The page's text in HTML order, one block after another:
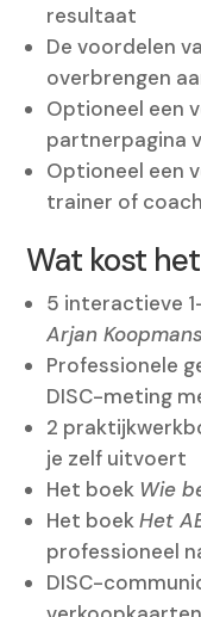
resultaat
De voordelen
overbrengen
Optioneel een
partnerpagina
Optioneel een
trainer of coach
Wat kost
5 interactieve
Arjan Koopmans
Professionele
DISC-meting
2
je zelf uitvoert
Het boek Wie
Het boekHet
professioneel
DISC-